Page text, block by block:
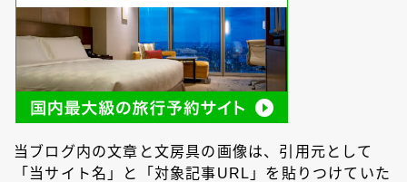
当ブログ内の文章と文房具の画像は、引用元として
「当サイト名」と「対象記事URL」を貼りつけていた